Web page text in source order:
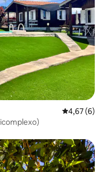
4,67 de uma
4,67 (6)